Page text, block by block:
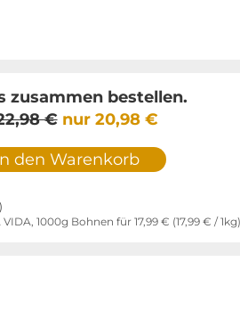
zusammen bestellen.
€ nur 20,98 €
den Warenkorb
VIDA, 1000g Bohnen für 17,99 € (17,99 € / 1kg)